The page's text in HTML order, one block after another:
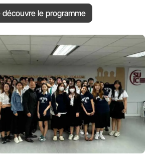
découvre le programme